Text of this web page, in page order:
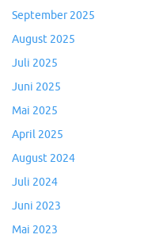
September 2025
August 2025
Juli 2025
Juni 2025
Mai 2025
April 2025
August 2024
Juli 2024
Juni 2023
Mai 2023